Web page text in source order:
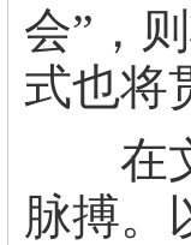
会”，
式也将
在文
脉搏。